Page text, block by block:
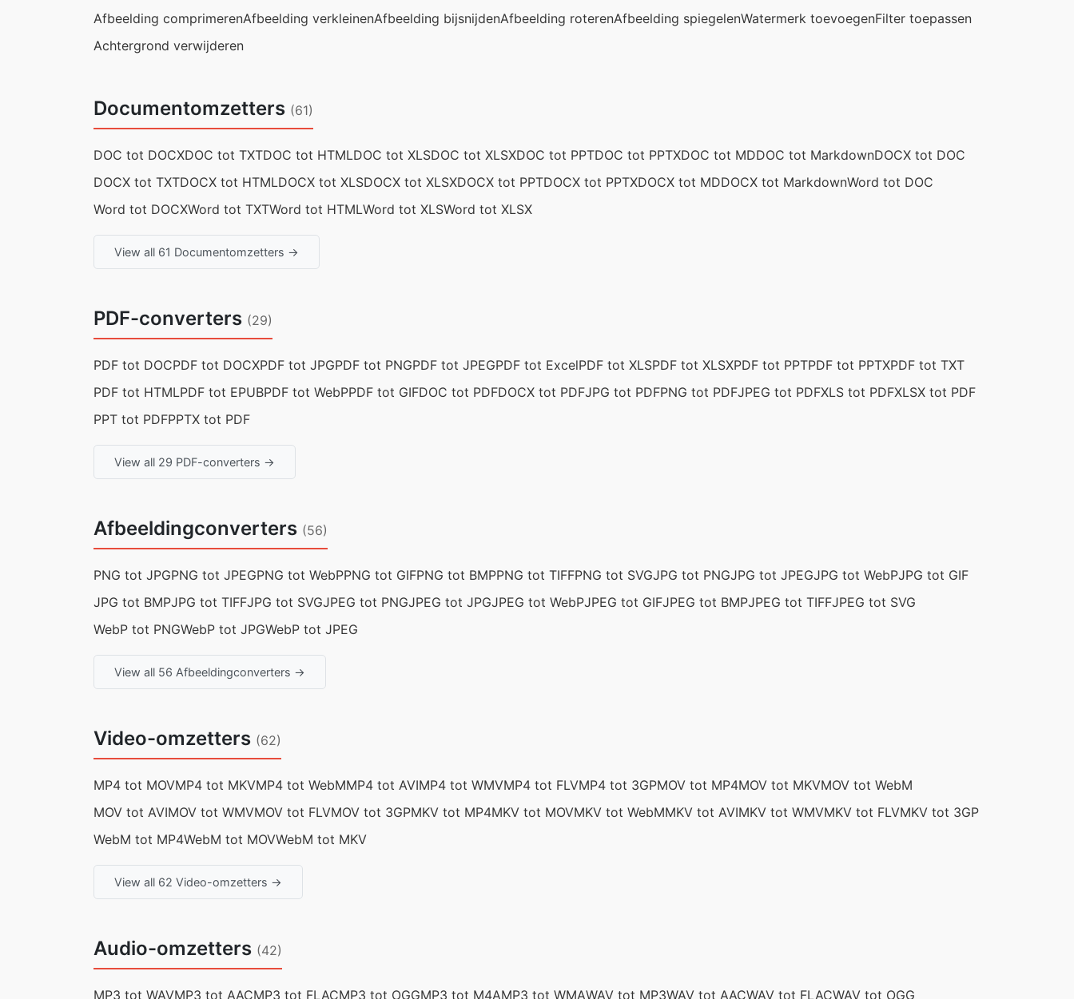
Afbeelding comprimerenAfbeelding verkleinenAfbeelding bijsnijdenAfbeelding roterenAfbeelding spiegelenWatermerk toevoegenFilter toepassen
Achtergrond verwijderen
Documentomzetters (61)
DOC tot DOCXDOC tot TXTDOC tot HTMLDOC tot XLSDOC tot XLSXDOC tot PPTDOC tot PPTXDOC tot MDDOC tot MarkdownDOCX tot DOC
DOCX tot TXTDOCX tot HTMLDOCX tot XLSDOCX tot XLSXDOCX tot PPTDOCX tot PPTXDOCX tot MDDOCX tot MarkdownWord tot DOC
Word tot DOCXWord tot TXTWord tot HTMLWord tot XLSWord tot XLSX
View all 61 Documentomzetters →
PDF-converters (29)
PDF tot DOCPDF tot DOCXPDF tot JPGPDF tot PNGPDF tot JPEGPDF tot ExcelPDF tot XLSPDF tot XLSXPDF tot PPTPDF tot PPTXPDF tot TXT
PDF tot HTMLPDF tot EPUBPDF tot WebPPDF tot GIFDOC tot PDFDOCX tot PDFJPG tot PDFPNG tot PDFJPEG tot PDFXLS tot PDFXLSX tot PDF
PPT tot PDFPPTX tot PDF
View all 29 PDF-converters →
Afbeeldingconverters (56)
PNG tot JPGPNG tot JPEGPNG tot WebPPNG tot GIFPNG tot BMPPNG tot TIFFPNG tot SVGJPG tot PNGJPG tot JPEGJPG tot WebPJPG tot GIF
JPG tot BMPJPG tot TIFFJPG tot SVGJPEG tot PNGJPEG tot JPGJPEG tot WebPJPEG tot GIFJPEG tot BMPJPEG tot TIFFJPEG tot SVG
WebP tot PNGWebP tot JPGWebP tot JPEG
View all 56 Afbeeldingconverters →
Video-omzetters (62)
MP4 tot MOVMP4 tot MKVMP4 tot WebMMP4 tot AVIMP4 tot WMVMP4 tot FLVMP4 tot 3GPMOV tot MP4MOV tot MKVMOV tot WebM
MOV tot AVIMOV tot WMVMOV tot FLVMOV tot 3GPMKV tot MP4MKV tot MOVMKV tot WebMMKV tot AVIMKV tot WMVMKV tot FLVMKV tot 3GP
WebM tot MP4WebM tot MOVWebM tot MKV
View all 62 Video-omzetters →
Audio-omzetters (42)
MP3 tot WAVMP3 tot AACMP3 tot FLACMP3 tot OGGMP3 tot M4AMP3 tot WMAWAV tot MP3WAV tot AACWAV tot FLACWAV tot OGG